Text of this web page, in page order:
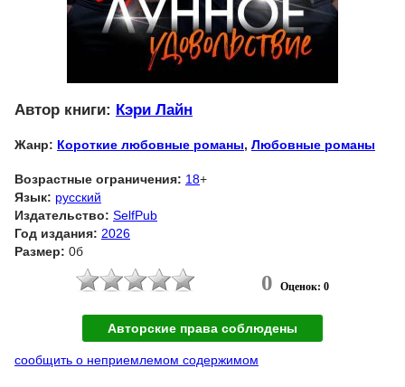
Автор книги: Кэри Лайн
Жанр: Короткие любовные романы, Любовные романы
Возрастные ограничения: 18+
Язык: русский
Издательство: SelfPub
Год издания: 2026
Размер: 0б
0 Оценок: 0
Авторские права соблюдены
сообщить о неприемлемом содержимом